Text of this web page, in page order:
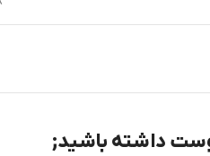
داشته باشید;